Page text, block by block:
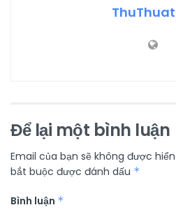
Để lại một bình luận
Email của bạn sẽ không được
bắt buộc được đánh dấu *
Bình luận *